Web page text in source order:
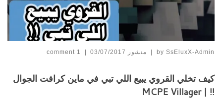
by SsEluxX-Admin
| منشور 03/07/2017
|
1 comment
كيف تخلي القروي يبيع اللي تبي في ماين كرافت الجوال
!! | MCPE Villager